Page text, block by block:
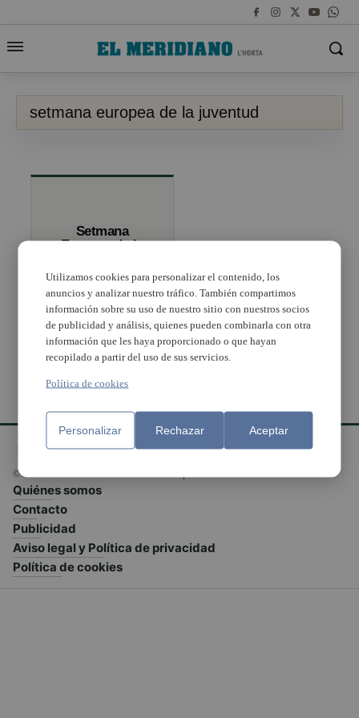
setmana europea de la juventud
Setmana
Europea de la
Alaquàs
© El Meridiano L'Horta 2026 - Valencia - España
Quiénes somos
Contacto
Publicidad
Aviso legal y Política de privacidad
Política de cookies
Utilizamos cookies para personalizar el contenido, los
anuncios y analizar nuestro tráfico. También compartimos
información sobre su uso de nuestro sitio con nuestros socios
de publicidad y análisis, quienes pueden combinarla con otra
información que les haya proporcionado o que hayan
recopilado a partir del uso de sus servicios.
Política de cookies
Personalizar Rechazar Aceptar